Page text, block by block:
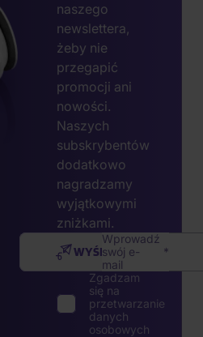
naszego
newslettera,
żeby nie
przegapić
promocji ani
nowości.
Naszych
subskrybentów
dodatkowo
nagradzamy
wyjątkowymi
zniżkami.
Wprowadź
swój e-
mail
WYŚLIJ
Zgadzam
się na
przetwarzanie
danych
osobowych